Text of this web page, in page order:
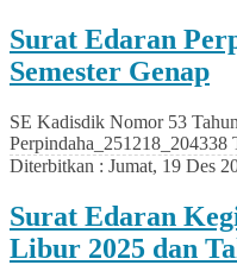
Surat Edaran
Semester Genap
SE Kadisdik Nomor 53
Perpindaha_251218_204338
Diterbitkan : Jumat, 19 Des
Surat Edaran
Libur 2025 dan